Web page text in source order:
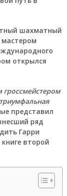
шахматный
мастером
открылся
представил
ряд
Гарри
второй